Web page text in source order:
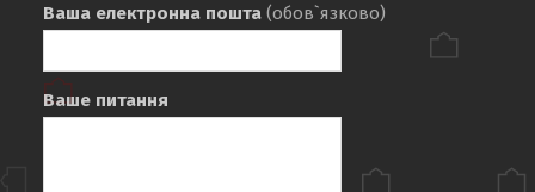
Ваша електронна пошта (обов`язково)
Ваше питання